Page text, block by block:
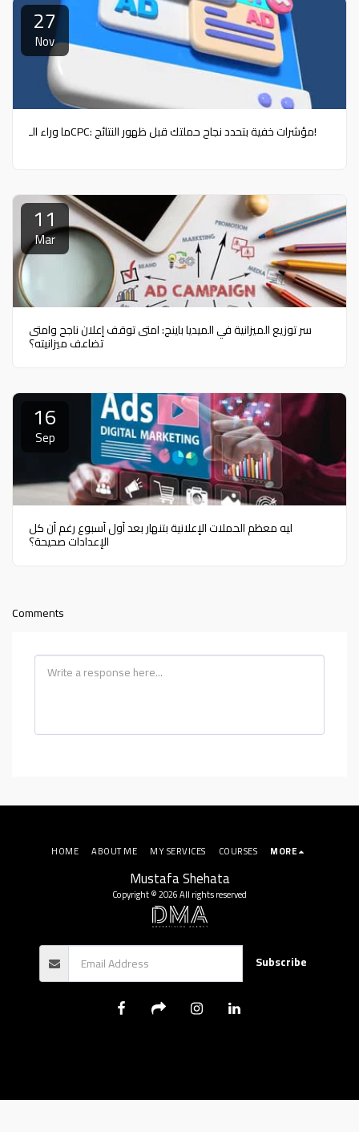
27
Nov
ما وراء الـCPC: مؤشرات خفية بتحدد نجاح حملتك قبل ظهور النتائج!
11
Mar
سر توزيع الميزانية في الميديا باينج: امتى توقف إعلان ناجح وامتى
تضاعف ميزانيته؟
16
Sep
ليه معظم الحملات الإعلانية بتنهار بعد أول أسبوع رغم أن كل
الإعدادات صحيحة؟
Comments
Mustafa Shehata
Copyright © 2026 All rights reserved
HOME ABOUT ME MY SERVICES COURSES MORE
Subscribe